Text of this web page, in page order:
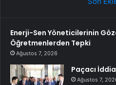
Enerji-Sen Yöneticilerinin
Öğretmenlerden Tepki
Ağustos 7, 2026
Paçacı
Ağustos 7,